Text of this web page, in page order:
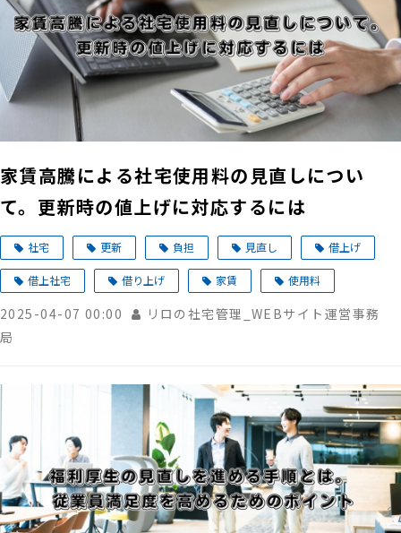
家賃高騰による社宅使用料の見直しについ
て。更新時の値上げに対応するには
社宅 更新 負担 見直し 借上げ
借上社宅 借り上げ 家賃 使用料
2025-04-07 00:00
リロの社宅管理_WEBサイト運営事務
局